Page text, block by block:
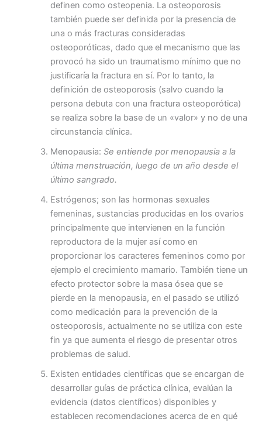
definen como osteopenia. La osteoporosis
también puede ser definida por la presencia de
una o más fracturas consideradas
osteoporóticas, dado que el mecanismo que las
provocó ha sido un traumatismo mínimo que no
justificaría la fractura en sí. Por lo tanto, la
definición de osteoporosis (salvo cuando la
persona debuta con una fractura osteoporótica)
se realiza sobre la base de un «valor» y no de una
circunstancia clínica.
Menopausia:Se entiende por menopausia a la
última menstruación, luego de un año desde el
último sangrado.
Estrógenos; son las hormonas sexuales
femeninas, sustancias producidas en los ovarios
principalmente que intervienen en la función
reproductora de la mujer así como en
proporcionar los caracteres femeninos como por
ejemplo el crecimiento mamario. También tiene un
efecto protector sobre la masa ósea que se
pierde en la menopausia, en el pasado se utilizó
como medicación para la prevención de la
osteoporosis, actualmente no se utiliza con este
fin ya que aumenta el riesgo de presentar otros
problemas de salud.
Existen entidades científicas que se encargan de
desarrollar guías de práctica clínica, evalúan la
evidencia (datos científicos) disponibles y
establecen recomendaciones acerca de en qué